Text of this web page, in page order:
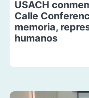
USACH
Calle
memoria,
humanos